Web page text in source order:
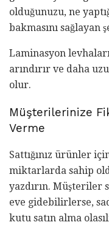
olduğunuzu, ne
bakmasını sağlayan
Laminasyon
arındırır ve daha
olur.
Müşterilerinize
Verme
Sattığınız ürünler
miktarlarda sahip
yazdırın. Müşteriler
eve gidebilirlerse,
kutu satın alma